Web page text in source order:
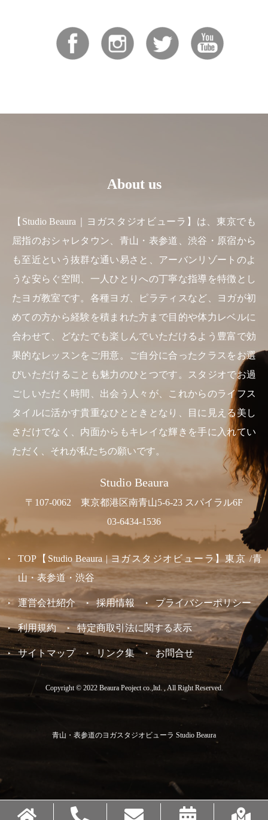
About us
【Studio Beaura｜ヨガスタジオビューラ】は、東京でも
屈指のおシャレタウン、青山・表参道、渋谷・原宿から
も至近という抜群な通い易さと、アーバンリゾートのよ
うな安らぐ空間、一人ひとりへの丁寧な指導を特徴とし
たヨガ教室です。各種ヨガ、ピラティスなど、ヨガが初
めての方から経験を積まれた方まで目的や体力レベルに
合わせて、どなたでも楽しんでいただけるよう豊富で効
果的なレッスンをご用意。ご自分に合ったクラスをお選
びいただけることも魅力のひとつです。スタジオでお過
ごしいただく時間、出会う人々が、これからのライフス
タイルに活かす貴重なひとときとなり、目に見える美し
さだけでなく、内面からもキレイな輝きを手に入れてい
ただく、それが私たちの願いです。
Studio Beaura
〒107-0062 東京都港区南青山5-6-23 スパイラル6F
03-6434-1536
TOP【Studio Beaura | ヨガスタジオビューラ】東京 /青
山・表参道・渋谷
運営会社紹介 採用情報 プライバシーポリシー
利用規約 特定商取引法に関する表示
サイトマップ リンク集 お問合せ
Copyright © 2022 Beaura Peoject co.,ltd. , All Right Reserved.
青山・表参道のヨガスタジオビューラ Studio Beaura